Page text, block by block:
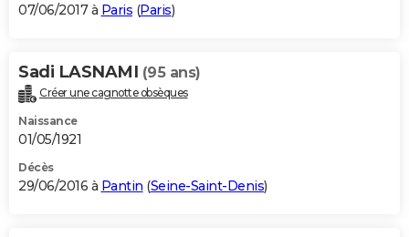
07/06/2017 à Paris (Paris)
Sadi LASNAMI (95 ans)
Créer une cagnotte obsèques
Naissance
01/05/1921
Décès
29/06/2016 à Pantin (Seine-Saint-Denis)